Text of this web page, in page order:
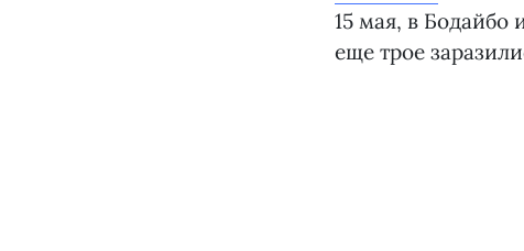
15 мая, в Бодайбо
еще трое